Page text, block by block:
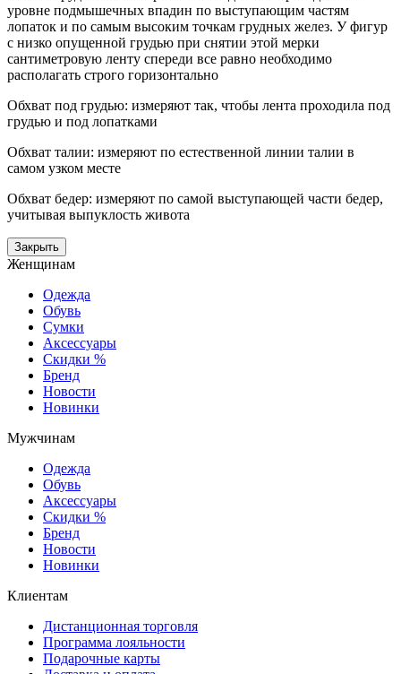
уровне подмышечных впадин по выступающим частям
лопаток и по самым высоким точкам грудных желез. У фигур
с низко опущенной грудью при снятии этой мерки
сантиметровую ленту спереди все равно необходимо
располагать строго горизонтально
Обхват под грудью: измеряют так, чтобы лента проходила под
грудью и под лопатками
Обхват талии: измеряют по естественной линии талии в
самом узком месте
Обхват бедер: измеряют по самой выступающей части бедер,
учитывая выпуклость живота
Закрыть
Женщинам
Одежда
Обувь
Сумки
Аксессуары
Скидки %
Бренд
Новости
Новинки
Мужчинам
Одежда
Обувь
Аксессуары
Скидки %
Бренд
Новости
Новинки
Клиентам
Дистанционная торговля
Программа лояльности
Подарочные карты